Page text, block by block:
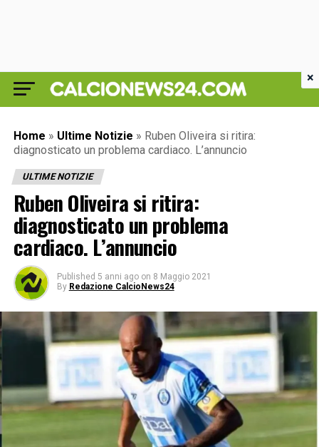
Home » Ultime Notizie » Ruben Oliveira si ritira:
diagnosticato un problema cardiaco. L’annuncio
ULTIME NOTIZIE
Ruben Oliveira si ritira:
diagnosticato un problema
cardiaco. L’annuncio
Published 5 anni ago on 8 Maggio 2021
By Redazione CalcioNews24
×